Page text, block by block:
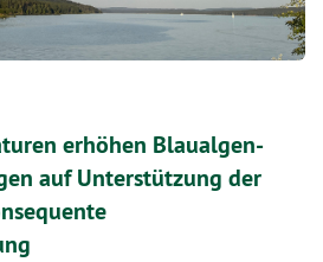
erhöhen Blaualgen-
auf Unterstützung der